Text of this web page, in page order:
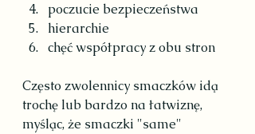
poczucie bezpieczeństwa
hierarchie
chęć współpracy z obu stron
Często zwolennicy smaczków idą
trochę lub bardzo na łatwiznę,
myśląc, że smaczki "same"